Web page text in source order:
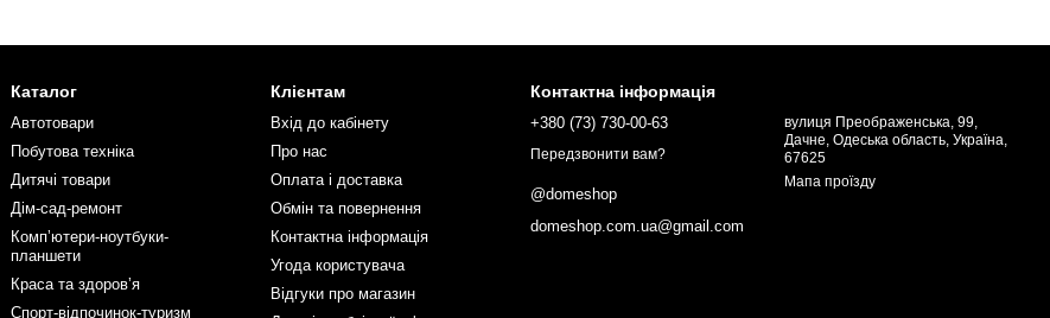
Каталог
Автотовари
Побутова техніка
Дитячі товари
Дім-сад-ремонт
Компʼютери-ноутбуки-
планшети
Краса та здоровʼя
Спорт-відпочинок-туризм
Клієнтам
Вхід до кабінету
Про нас
Оплата і доставка
Обмін та повернення
Контактна інформація
Угода користувача
Відгуки про магазин
Контактна інформація
+380 (73) 730-00-63
Передзвонити вам?
@domeshop
domeshop.com.ua@gmail.com
вулиця Преображенська, 99,
Дачне, Одеська область, Україна,
67625
Мапа проїзду